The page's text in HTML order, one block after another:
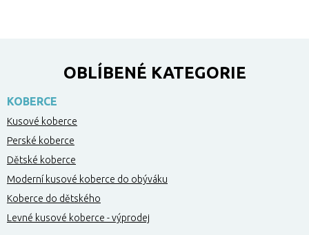
OBLÍBENÉ KATEGORIE
KOBERCE
Kusové koberce
Perské koberce
Dětské koberce
Moderní kusové koberce do obýváku
Koberce do dětského
Levné kusové koberce - výprodej